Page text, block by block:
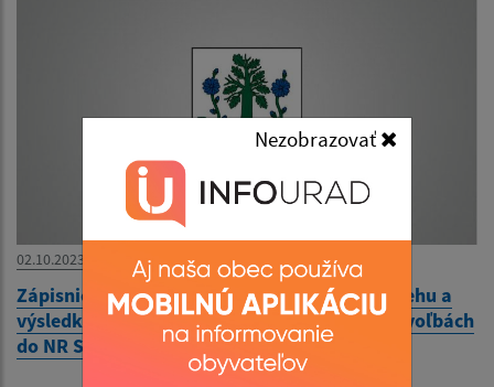
Nezobrazovať
02.10.2023
Zápisnica okrskovej volebnej komisie o priebehu a
výsledku hlasovania vo volebnom okrsku vo voľbách
do NR SR 30.9.2023